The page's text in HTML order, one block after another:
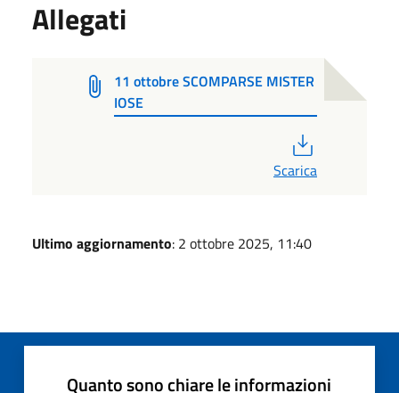
Allegati
11 ottobre SCOMPARSE MISTER
IOSE
Scarica
Ultimo aggiornamento: 2 ottobre 2025, 11:40
Quanto sono chiare le informazioni